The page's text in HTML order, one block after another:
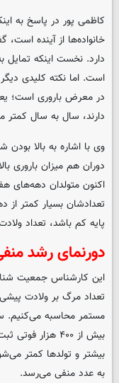
کاظمی پور در پاسخ به
خانواده‌ها از آینده
دارد. نخست اینکه
است. اما نکته کلیدی
در معرض باروری است؛
دارند، سال به سال کمتر
وی با اشاره به بالا
دوران هم میزان باروری
اکنون متولدان دهه‌های
تعدادشان بسیار کمتر
پایه کم باشد، تعداد
دورنمای رشد
این کارشناس جمعیت
تعداد مرگ بر ولادت
بیش از ۴۰۰
بیشتر و تولدها کمتر
به عدد منفی می‌رسد.